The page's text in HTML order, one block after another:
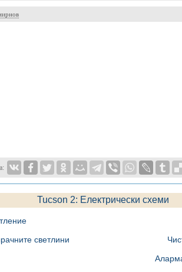
Tucson 2: Електрически схеми
светлини